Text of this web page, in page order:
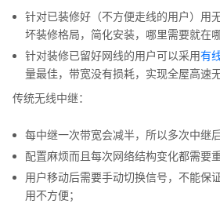
针对已装修好（不方便走线的用户）用
坏装修格局，简化安装，哪里需要就在
针对装修已留好网线的用户可以采用有
量最佳，带宽没有损耗，实现全屋高速
传统无线中继：
每中继一次带宽会减半，所以多次中继
配置麻烦而且每次网络结构变化都需要
用户移动后需要手动切换信号，不能保
用不方便；